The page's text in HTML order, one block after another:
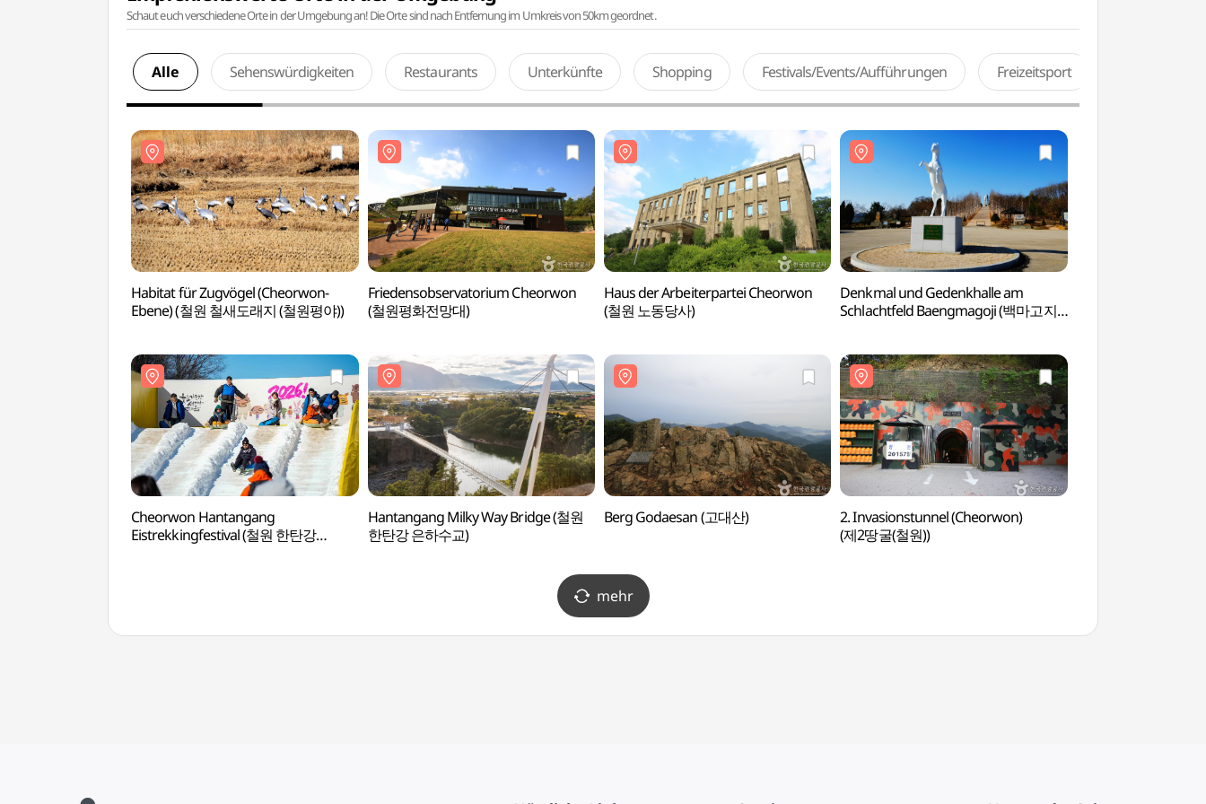
Schaut euch verschiedene Orte in der Umgebung an! Die Orte sind nach Entfernung im Umkreis von 50km geordnet.
Alle Sehenswürdigkeiten Restaurants Unterkünfte Shopping Festivals/Events/Aufführungen Freizeitsport
Habitat für Zugvögel (Cheorwon-
Ebene) (철원 철새도래지 (철원평야))
Friedensobservatorium Cheorwon
(철원평화전망대)
Haus der Arbeiterpartei Cheorwon
(철원 노동당사)
Denkmal und Gedenkhalle am
Schlachtfeld Baengmagoji (백마고지
Cheorwon Hantangang
Eistrekkingfestival (철원 한탄강
Hantangang Milky Way Bridge (철원
한탄강 은하수교)
Berg Godaesan (고대산)
2. Invasionstunnel (Cheorwon)
(제2땅굴(철원))
mehr